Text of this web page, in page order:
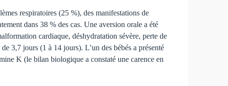
respiratoires (25 %), des manifestations de
dans 38 % des cas. Une aversion orale a été
cardiaque, déshydratation sévère, perte de
3,7 jours (1 à 14 jours). L’un des bébés a présenté
K (le bilan biologique a constaté une carence en